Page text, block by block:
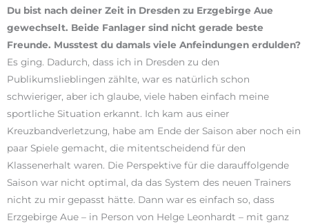
Du bist nach deiner Zeit in Dresden zu Erzgebirge Aue
gewechselt. Beide Fanlager sind nicht gerade beste
Freunde. Musstest du damals viele Anfeindungen erdulden?
Es ging. Dadurch, dass ich in Dresden zu den
Publikumslieblingen zählte, war es natürlich schon
schwieriger, aber ich glaube, viele haben einfach meine
sportliche Situation erkannt. Ich kam aus einer
Kreuzbandverletzung, habe am Ende der Saison aber noch ein
paar Spiele gemacht, die mitentscheidend für den
Klassenerhalt waren. Die Perspektive für die darauffolgende
Saison war nicht optimal, da das System des neuen Trainers
nicht zu mir gepasst hätte. Dann war es einfach so, dass
Erzgebirge Aue – in Person von Helge Leonhardt – mit ganz